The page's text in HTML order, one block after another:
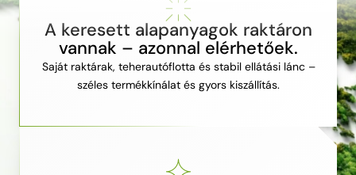
A keresett alapanyagok raktáron
vannak – azonnal elérhetőek.
Saját raktárak, teherautóflotta és stabil ellátási lánc –
széles termékkínálat és gyors kiszállítás.